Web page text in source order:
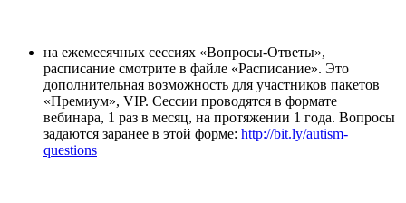
на ежемесячных сессиях «Вопросы-Ответы»,
расписание смотрите в файле «Расписание». Это
дополнительная возможность для участников пакетов
«Премиум», VIP. Сессии проводятся в формате
вебинара, 1 раз в месяц, на протяжении 1 года. Вопросы
задаются заранее в этой форме: http://bit.ly/autism-
questions